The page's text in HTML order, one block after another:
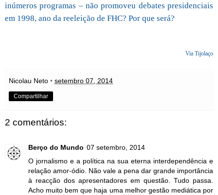
inúmeros programas – não promoveu debates presidenciais
em 1998, ano da reeleição de FHC? Por que será?
Via Tijolaço
Nicolau Neto • setembro 07, 2014
Compartilhar
2 comentários:
Berço do Mundo 07 setembro, 2014
O jornalismo e a política na sua eterna interdependência e
relação amor-ódio. Não vale a pena dar grande importância
à reacção dos apresentadores em questão. Tudo passa.
Acho muito bem que haja uma melhor gestão mediática por